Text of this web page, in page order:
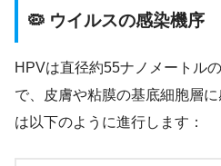
🦠 ウイルスの感染機序
HPVは直径約55ナノメートル
で、皮膚や粘膜の基底細胞層
は以下のように進行します：